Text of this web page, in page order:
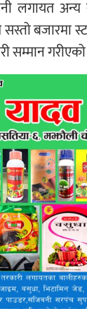
लगायत अन्य
बजारमा
सम्मान